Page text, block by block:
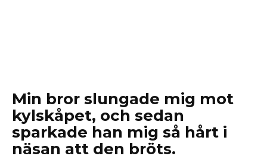
Min bror slungade mig mot
kylskåpet, och sedan
sparkade han mig så hårt i
näsan att den bröts.